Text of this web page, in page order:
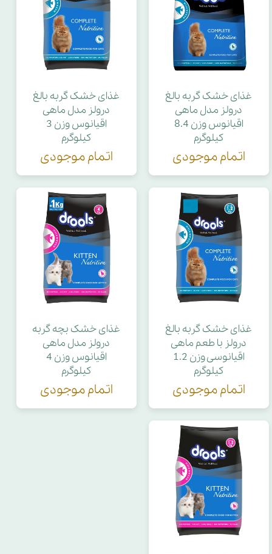
غذای خشک گربه بالغ
درولز مدل ماهی
اقیانوس وزن 8.4
کیلوگرم
اتمام موجودی
غذای خشک گربه بالغ
درولز مدل ماهی
اقیانوس وزن 3
کیلوگرم
اتمام موجودی
غذای خشک گربه بالغ
درولز با طعم ماهی
اقیانوسی وزن 1.2
کیلوگرم
اتمام موجودی
غذای خشک بچه گربه
درولز مدل ماهی
اقیانوس وزن 4
کیلوگرم
اتمام موجودی